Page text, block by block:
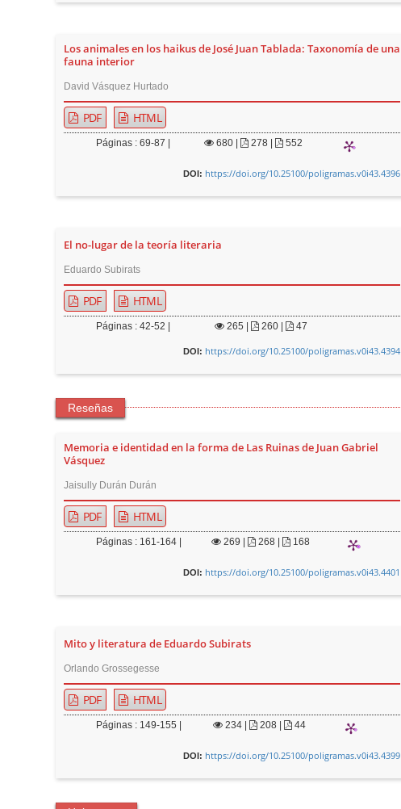
Los animales en los haikus de José Juan Tablada: Taxonomía de una
fauna interior
David Vásquez Hurtado
PDF HTML
Páginas : 69-87 | 680| 278 | 552
DOI: https://doi.org/10.25100/poligramas.v0i43.4396
El no-lugar de la teoría literaria
Eduardo Subirats
PDF HTML
Páginas : 42-52 | 265 260 | 47
DOI: https://doi.org/10.25100/poligramas.v0i43.4394
Reseñas
Memoria e identidad en la forma de Las Ruinas de Juan Gabriel
Vásquez
Jaisully Durán Durán
PDF HTML
Páginas : 161-164 | 269 268 | 168
DOI: https://doi.org/10.25100/poligramas.v0i43.4401
Mito y literatura de Eduardo Subirats
Orlando Grossegesse
PDF HTML
Páginas : 149-155 | 234 208 | 44
DOI: https://doi.org/10.25100/poligramas.v0i43.4399